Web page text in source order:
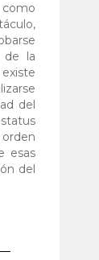
de la
del
esas
del